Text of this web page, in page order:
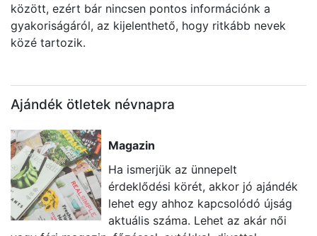
között, ezért bár nincsen pontos információnk a
gyakoriságáról, az kijelenthető, hogy ritkább nevek
közé tartozik.
Ajándék ötletek névnapra
Magazin
Ha ismerjük az ünnepelt
érdeklődési körét, akkor jó ajándék
lehet egy ahhoz kapcsolódó újság
aktuális száma. Lehet az akár női